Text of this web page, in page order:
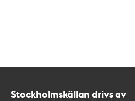
Stockholmskällan drivs av